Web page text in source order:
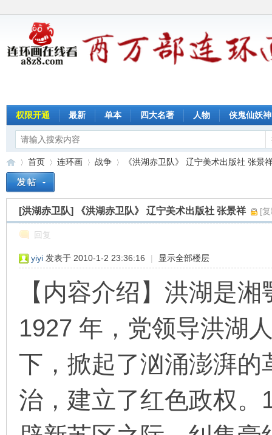
权限开通 最新 单本 四大名著 人物 侠鬼仙妖神
»
首页
›
连环画
›
战争
›
《洪湖赤卫队》 辽宁美术出版社 张景
[洪湖赤卫队] 《洪湖赤卫队》 辽宁美术出版社 张景祥 [
回复
yiyi 发表于 2010-1-2 23:36:16 | 显示全部楼层
【内容介绍】洪湖是
1927 年，党领导洪湖
下，掀起了汹涌澎湃
治，建立了红色政权